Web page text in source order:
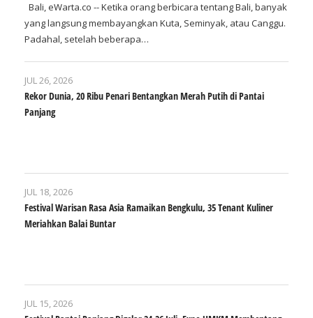
Bali, eWarta.co -- Ketika orang berbicara tentang Bali, banyak
yang langsung membayangkan Kuta, Seminyak, atau Canggu.
Padahal, setelah beberapa…
JUL 26, 2026
Rekor Dunia, 20 Ribu Penari Bentangkan Merah Putih di Pantai
Panjang
JUL 18, 2026
Festival Warisan Rasa Asia Ramaikan Bengkulu, 35 Tenant Kuliner
Meriahkan Balai Buntar
JUL 15, 2026